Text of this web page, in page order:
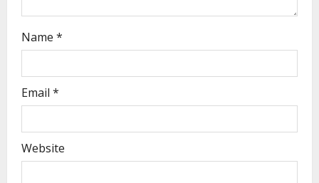
Name *
Email *
Website